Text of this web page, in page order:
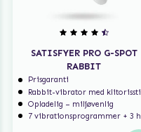
SATISFYER PRO G-SPOT
RABBIT
Prisgaranti
Rabbit-vibrator med klitorisstimulering
Opladelig – miljøvenlig
7 vibrationsprogrammer + 3 hastigheder